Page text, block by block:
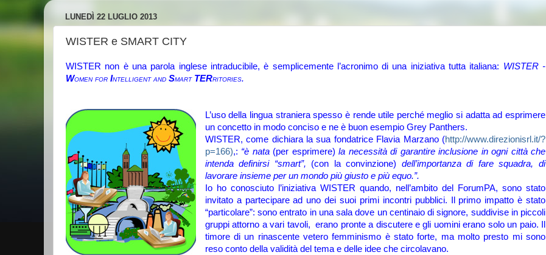
LUNEDÌ 22 LUGLIO 2013
WISTER e SMART CITY
WISTER non è una parola inglese intraducibile, è semplicemente l’acronimo di una iniziativa tutta italiana: WISTER -
Women for Intelligent and Smart TERritories.
L’uso della lingua straniera spesso è rende utile perché meglio si adatta ad esprimere
un concetto in modo conciso e ne è buon esempio Grey Panthers.
WISTER, come dichiara la sua fondatrice Flavia Marzano (http://www.direzionisrl.it/?
p=166),: “è nata (per esprimere) la necessità di garantire inclusione in ogni città che
intenda definirsi “smart”, (con la convinzione) dell’importanza di fare squadra, di
lavorare insieme per un mondo più giusto e più equo.”.
Io ho conosciuto l’iniziativa WISTER quando, nell’ambito del ForumPA, sono stato
invitato a partecipare ad uno dei suoi primi incontri pubblici. Il primo impatto è stato
“particolare”: sono entrato in una sala dove un centinaio di signore, suddivise in piccoli
gruppi attorno a vari tavoli, erano pronte a discutere e gli uomini erano solo un paio. Il
timore di un rinascente vetero femminismo è stato forte, ma molto presto mi sono
reso conto della validità del tema e delle idee che circolavano.